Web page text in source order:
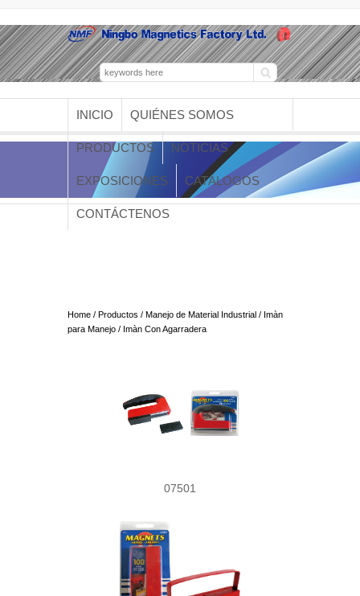
INICIO QUIÉNES SOMOS
PRODUCTOS NOTICIAS
EXPOSICIONES CATÁLOGOS
CONTÁCTENOS
Home / Productos / Manejo de Material Industrial / Imàn
para Manejo / Imàn Con Agarradera
07501